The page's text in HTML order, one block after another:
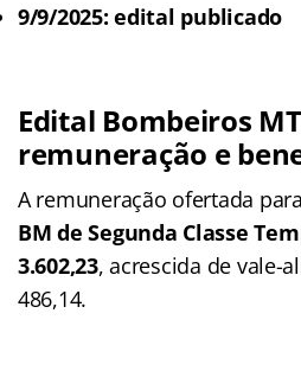
9/9/2025: edital publicado
Edital Bombeiros
remuneração e
A remuneração ofertada
BM de Segunda Classe
3.602,23, acrescida de vale-
486,14.